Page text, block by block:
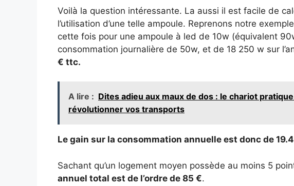
Voilà la question intéressante. La aussi il est facile de
l’utilisation d’une telle ampoule. Reprenons notre
cette fois pour une ampoule à led de 10w (équivalent
consommation journalière de 50w, et de 18 250 w sur
€ ttc.
A lire : Dites adieu aux maux de dos : le chariot
révolutionner vos transports
Le gain sur la consommation annuelle est donc de
Sachant qu’un logement moyen possède au moins 5
annuel total est de l’ordre de 85 €.